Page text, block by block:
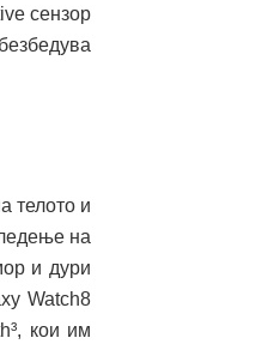
сензор
телото и
на
и дури
Watch8
кои им